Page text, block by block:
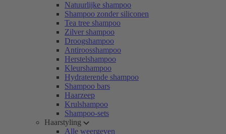
Natuurlijke shampoo
Shampoo zonder siliconen
Tea tree shampoo
Zilver shampoo
Droogshampoo
Antiroosshampoo
Herstelshampoo
Kleurshampoo
Hydraterende shampoo
Shampoo bars
Haarzeep
Krulshampoo
Shampoo-sets
Haarstyling
Alle weergeven